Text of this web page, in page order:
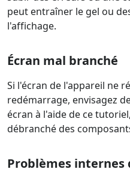
peut entraîner le gel ou
l'affichage.
Écran mal branché
Si l'écran de l'appareil ne
redémarrage, envisagez
écran à l'aide de ce
débranché des
Problèmes internes